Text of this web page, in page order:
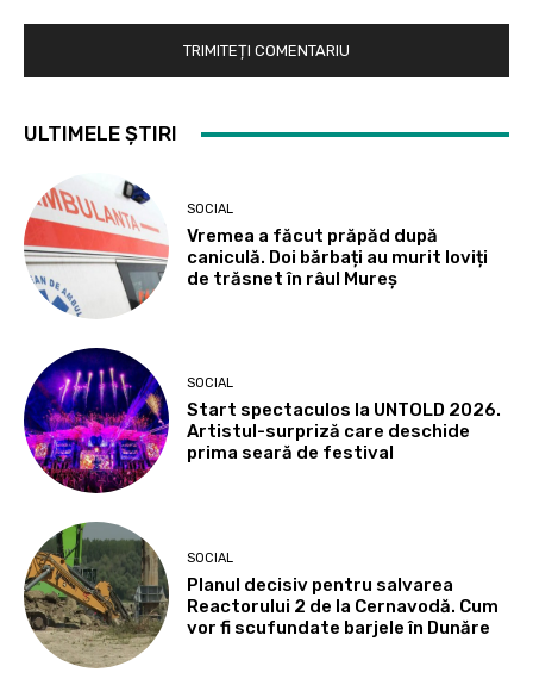
ULTIMELE ȘTIRI
SOCIAL
Vremea a făcut prăpăd după
caniculă. Doi bărbați au murit loviți
de trăsnet în râul Mureș
SOCIAL
Start spectaculos la UNTOLD 2026.
Artistul-surpriză care deschide
prima seară de festival
SOCIAL
Planul decisiv pentru salvarea
Reactorului 2 de la Cernavodă. Cum
vor fi scufundate barjele în Dunăre